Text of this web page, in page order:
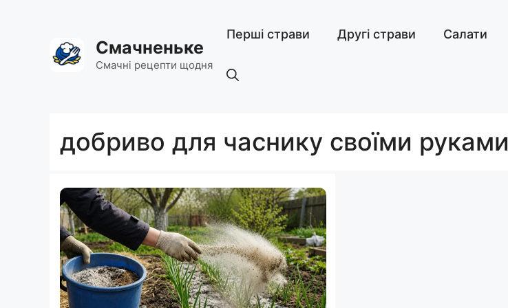
Смачненьке
Смачні рецепти щодня
Перші страви Другі страви Салати
добриво для часнику своїми руками